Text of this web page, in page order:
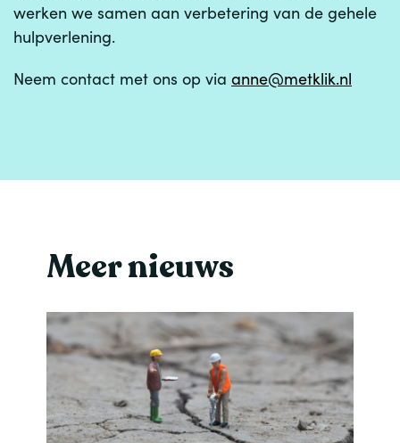
werken we samen aan verbetering van de gehele
hulpverlening.
Neem contact met ons op via anne@metklik.nl
Meer nieuws